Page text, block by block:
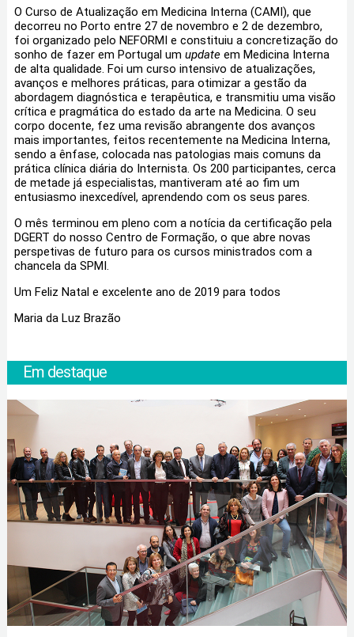
O Curso de Atualização em Medicina Interna (CAMI), que
decorreu no Porto entre 27 de novembro e 2 de dezembro,
foi organizado pelo NEFORMI e constituiu a concretização do
sonho de fazer em Portugal um update em Medicina Interna
de alta qualidade. Foi um curso intensivo de atualizações,
avanços e melhores práticas, para otimizar a gestão da
abordagem diagnóstica e terapêutica, e transmitiu uma visão
crítica e pragmática do estado da arte na Medicina. O seu
corpo docente, fez uma revisão abrangente dos avanços
mais importantes, feitos recentemente na Medicina Interna,
sendo a ênfase, colocada nas patologias mais comuns da
prática clínica diária do Internista. Os 200 participantes, cerca
de metade já especialistas, mantiveram até ao fim um
entusiasmo inexcedível, aprendendo com os seus pares.
O mês terminou em pleno com a notícia da certificação pela
DGERT do nosso Centro de Formação, o que abre novas
perspetivas de futuro para os cursos ministrados com a
chancela da SPMI.
Um Feliz Natal e excelente ano de 2019 para todos
Maria da Luz Brazão
Em destaque